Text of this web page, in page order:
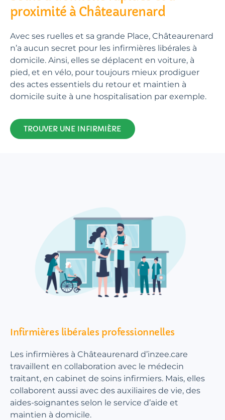
proximité à Châteaurenard
Avec ses ruelles et sa grande Place, Châteaurenard
n’a aucun secret pour les infirmières libérales à
domicile. Ainsi, elles se déplacent en voiture, à
pied, et en vélo, pour toujours mieux prodiguer
des actes essentiels du retour et maintien à
domicile suite à une hospitalisation par exemple.
TROUVER UNE INFIRMIÈRE
Infirmières libérales professionnelles
Les infirmières à Châteaurenard d’inzee.care
travaillent en collaboration avec le médecin
traitant, en cabinet de soins infirmiers. Mais, elles
collaborent aussi avec des auxiliaires de vie, des
aides-soignantes selon le service d’aide et
maintien à domicile.